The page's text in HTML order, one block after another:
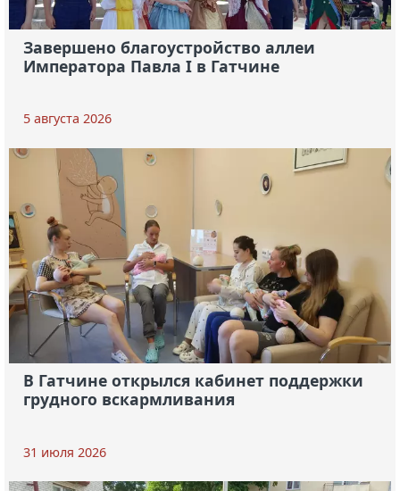
Завершено благоустройство аллеи
Императора Павла I в Гатчине
5 августа 2026
В Гатчине открылся кабинет поддержки
грудного вскармливания
31 июля 2026